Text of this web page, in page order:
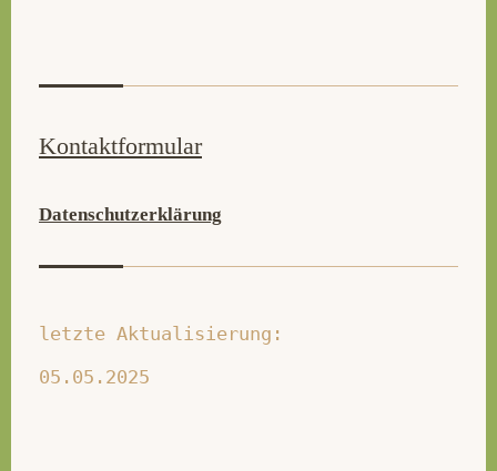
Kontaktformular
Datenschutzerklärung